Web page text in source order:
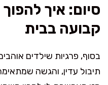
סיום: איך
קבועה בבית
בסוף, פרגיות שילדים
תיבול עדין, והגשה